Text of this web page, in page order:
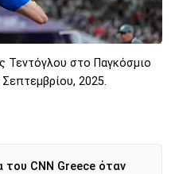
Τεντόγλου στο Παγκόσμιο
2025.
CNN Greece όταν